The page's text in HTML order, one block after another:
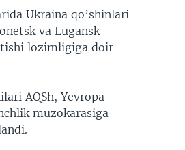
Ukraina qo’shinlari
va Lugansk
lozimligiga doir
AQSh, Yevropa
muzokarasiga